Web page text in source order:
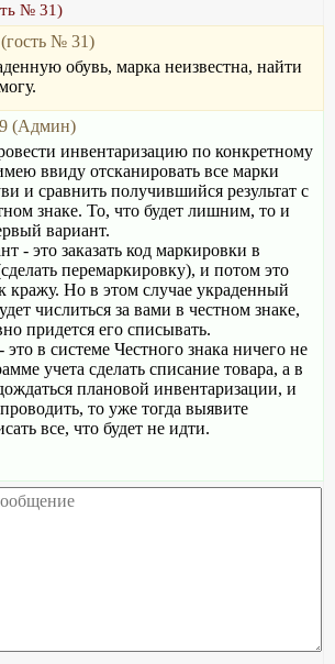
№ 31)
№ 31)
обувь, марка неизвестна, найти
(Админ)
инвентаризацию по конкретному
ввиду отсканировать все марки
и сравнить получившийся результат с
знаке. То, что будет лишним, то и
вариант.
- это заказать код маркировки в
перемаркировку), и потом это
кражу. Но в этом случае украденный
числиться за вами в честном знаке,
придется его списывать.
в системе Честного знака ничего не
учета сделать списание товара, а в
плановой инвентаризации, и
проводить, то уже тогда выявите
все, что будет не идти.